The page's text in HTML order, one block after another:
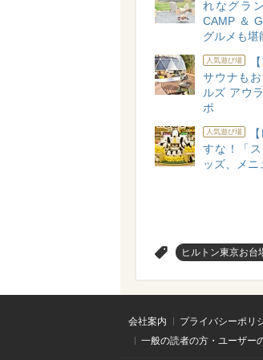
れなグラ
CAMP ＆
グルメも堪
人気遊び場
サウナも
ルズ アウ
ポ
人気遊び場
すな！「
ッズ、メニ
ヒルトン東京お台
会社案内 プライバシーポリ
一般の読者の方・ユーザー